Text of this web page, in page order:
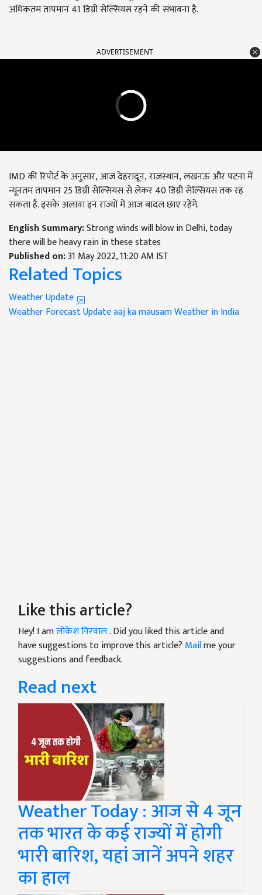
अधिकतम तापमान 41 डिग्री सेल्सियस रहने की संभावना है.
ADVERTISEMENT
IMD की रिपोर्ट के अनुसार, आज देहरादून, राजस्थान, लखनऊ और पटना में
न्यूनतम तापमान 25 डिग्री सेल्सियस से लेकर 40 डिग्री सेल्सियस तक रह
सकता है. इसके अलावा इन राज्यों में आज बादल छाए रहेंगे.
English Summary:Strong winds will blow in Delhi, today
there will be heavy rain in these states
Published on:31 May 2022, 11:20 AM IST
Related Topics
Weather Update
Weather Forecast Updateaaj ka mausamWeather in India
Like this article?
Hey! I amलोकेश निरवाल. Did you liked this article and
have suggestions to improve this article? Mailme your
suggestions and feedback.
Read next
Weather Today : आज से 4 जून
तक भारत के कई राज्यों में होगी
भारी बारिश, यहां जानें अपने शहर
का हाल